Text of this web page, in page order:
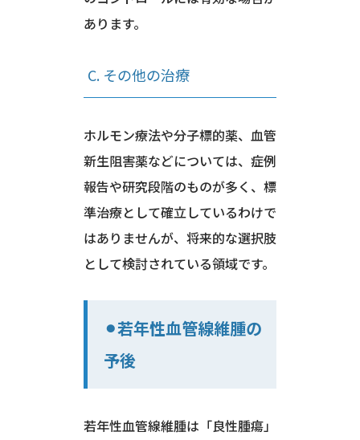
あります。
C. その他の治療
ホルモン療法や分子標的薬、血管
新生阻害薬などについては、症例
報告や研究段階のものが多く、標
準治療として確立しているわけで
はありませんが、将来的な選択肢
として検討されている領域です。
⚫︎若年性血管線維腫の
予後
若年性血管線維腫は「良性腫瘍」